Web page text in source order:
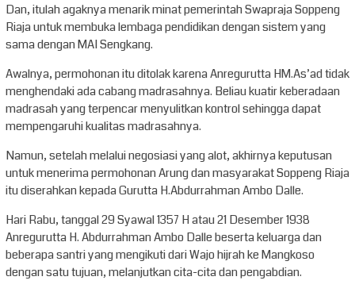
Dan, itulah agaknya menarik minat pemerintah Swapraja Soppeng
Riaja untuk membuka lembaga pendidikan dengan sistem yang
sama dengan MAI Sengkang.
Awalnya, permohonan itu ditolak karena Anregurutta HM.As’ad tidak
menghendaki ada cabang madrasahnya. Beliau kuatir keberadaan
madrasah yang terpencar menyulitkan kontrol sehingga dapat
mempengaruhi kualitas madrasahnya.
Namun, setelah melalui negosiasi yang alot, akhirnya keputusan
untuk menerima permohonan Arung dan masyarakat Soppeng Riaja
itu diserahkan kepada Gurutta H.Abdurrahman Ambo Dalle.
Hari Rabu, tanggal 29 Syawal 1357 H atau 21 Desember 1938
Anregurutta H. Abdurrahman Ambo Dalle beserta keluarga dan
beberapa santri yang mengikuti dari Wajo hijrah ke Mangkoso
dengan satu tujuan, melanjutkan cita-cita dan pengabdian.